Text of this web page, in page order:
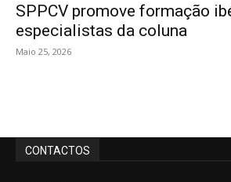
SPPCV promove formação
especialistas da coluna
Maio 25, 2026
CONTACTOS